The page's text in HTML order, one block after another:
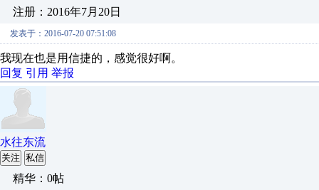
注册：2016年7月20日
发表于：2016-07-20 07:51:08
我现在也是用信捷的，感觉很好啊。
回复 引用 举报
水往东流
关注 私信
精华：0帖